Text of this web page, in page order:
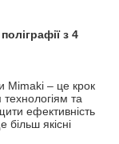
з 4
Mimaki – це крок
та
ефективність
більш якісні